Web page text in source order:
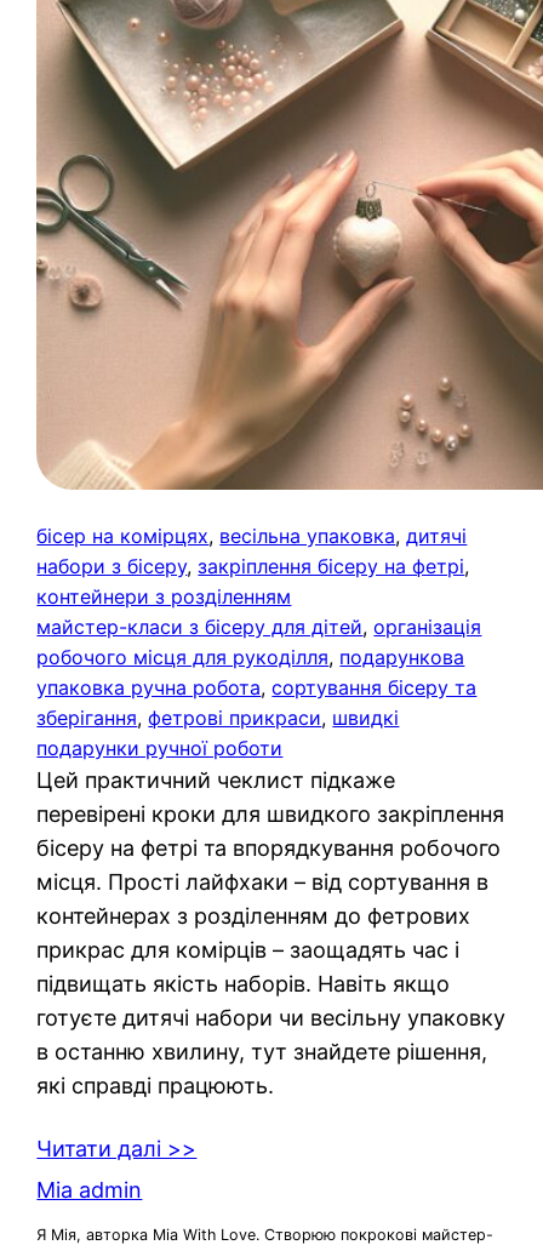
бісер на комірцях, весільна упаковка, дитячі
набори з бісеру, закріплення бісеру на фетрі
контейнери з розділенням
майстер-класи з бісеру для дітей, організація
робочого місця для рукоділля, подарункова
упаковка ручна робота, сортування бісеру та
зберігання, фетрові прикраси, швидкі
подарунки ручної роботи
Цей практичний чеклист підкаже
перевірені кроки для швидкого закріплення
бісеру на фетрі та впорядкування робочого
місця. Прості лайфхаки – від сортування в
контейнерах з розділенням до фетрових
прикрас для комірців – заощадять час і
підвищать якість наборів. Навіть якщо
готуєте дитячі набори чи весільну упаковку
в останню хвилину, тут знайдете рішення,
які справді працюють.
Читати далі >>
Mia admin
Я Мія, авторка Mia With Love. Створюю покрокові майстер-